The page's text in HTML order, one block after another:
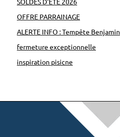
SOLDES D’ÉTÉ 2026
OFFRE PARRAINAGE
ALERTE INFO : Tempête Benjamin
fermeture exceptionnelle
inspiration pisicne